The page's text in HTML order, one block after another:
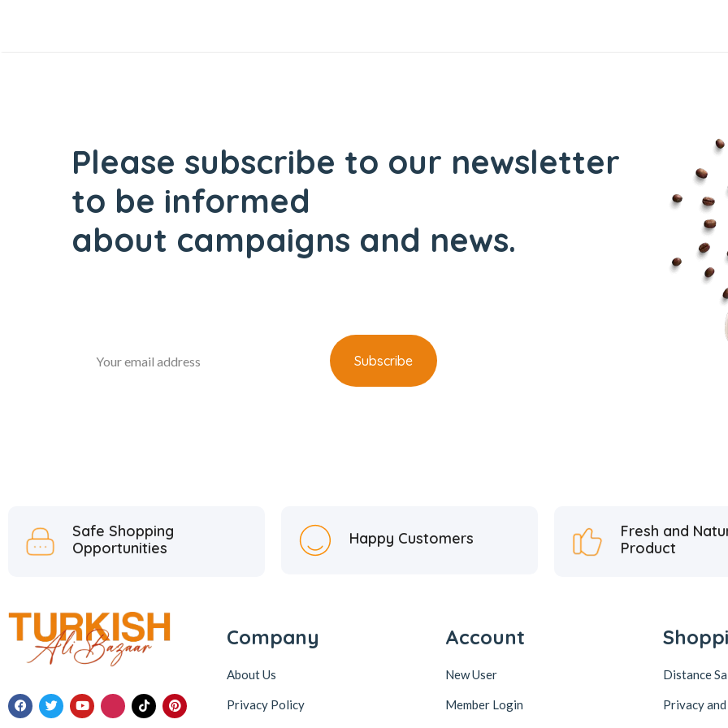
Please subscribe to our newsletter
to be informed
about campaigns and news.
Safe Shopping
Opportunities
Happy Customers
Fresh and
Product
Company
About Us
Privacy Policy
Account
New User
Member Login
Distance
Privacy